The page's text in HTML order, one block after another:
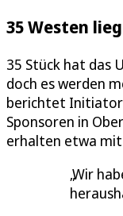
35 Westen
35 Stück hat das
doch es werden
berichtet Initiator
Sponsoren in
erhalten etwa mit
Wir